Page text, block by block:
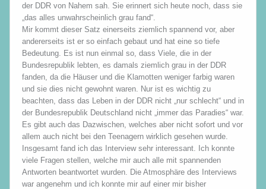
der DDR von Nahem sah. Sie erinnert sich heute noch, dass sie
„das alles unwahrscheinlich grau fand“.
Mir kommt dieser Satz einerseits ziemlich spannend vor, aber
andererseits ist er so einfach gebaut und hat eine so tiefe
Bedeutung. Es ist nun einmal so, dass Viele, die in der
Bundesrepublik lebten, es damals ziemlich grau in der DDR
fanden, da die Häuser und die Klamotten weniger farbig waren
und sie dies nicht gewohnt waren. Nur ist es wichtig zu
beachten, dass das Leben in der DDR nicht „nur schlecht“ und in
der Bundesrepublik Deutschland nicht „immer das Paradies“ war.
Es gibt auch das Dazwischen, welches aber nicht sofort und vor
allem auch nicht bei den Teenagern wirklich gesehen wurde.
Insgesamt fand ich das Interview sehr interessant. Ich konnte
viele Fragen stellen, welche mir auch alle mit spannenden
Antworten beantwortet wurden. Die Atmosphäre des Interviews
war angenehm und ich konnte mir auf einer mir bisher